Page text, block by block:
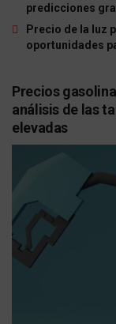
predicciones
Precio de la luz
oportunidades
Precios
análisis de las
elevadas